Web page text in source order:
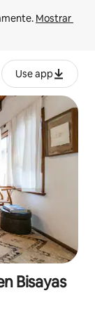
Mostrar
Use app
Bisayas